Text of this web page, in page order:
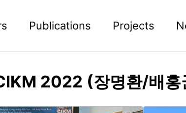
Publications Projects
2022 (장명환/배